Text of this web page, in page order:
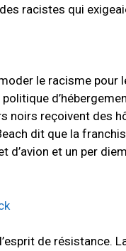
racistes qui
le racisme pour
noirs reçoivent des
dit que la
et un per
de résistance.